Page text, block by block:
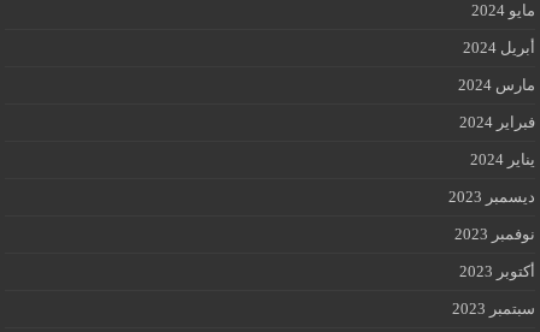
مايو 2024
أبريل 2024
مارس 2024
فبراير 2024
يناير 2024
ديسمبر 2023
نوفمبر 2023
أكتوبر 2023
سبتمبر 2023